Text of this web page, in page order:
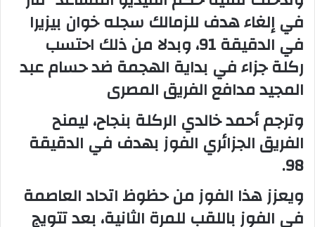
في إلغاء هدف للزمالك سجله خوان بيزيرا
في الدقيقة 91، وبدلا من ذلك احتسب
ركلة جزاء في بداية الهجمة ضد حسام عبد
المجيد مدافع الفريق المصرى
وترجم أحمد خالدي الركلة بنجاح، ليمنح
الفريق الجزائري الفوز بهدف في الدقيقة
98.
ويعزز هذا الفوز من حظوظ اتحاد العاصمة
في الفوز باللقب للمرة الثانية، بعد تتويج